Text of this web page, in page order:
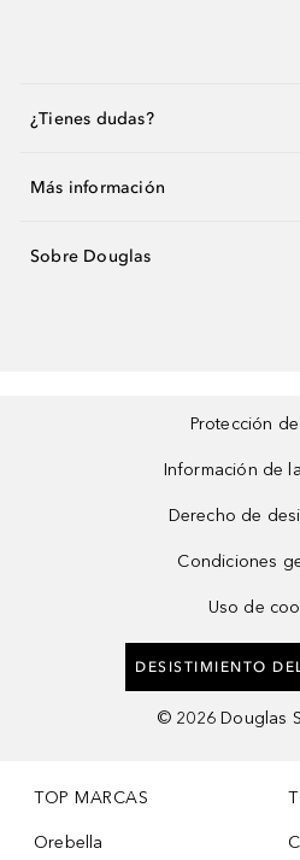
¿Tienes dudas?
Más información
Sobre Douglas
Protección
Información de
Derecho de
Condiciones
Uso de
DESISTIMIENTO
© 2026 Douglas
TOP MARCAS
Orebella